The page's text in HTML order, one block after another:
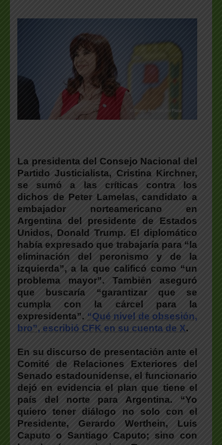
La presidenta del Consejo Nacional del
Partido Justicialista, Cristina Kirchner,
se sumó a las críticas contra los
dichos de Peter Lamelas, candidato a
embajador norteamericano en
Argentina del presidente de Estados
Unidos, Donald Trump. El diplomático
había expresado que trabajaría para “la
eliminación del peronismo y de la
izquierda”, a la que calificó como “un
problema mayor”. También aseguró
que buscaría “garantizar que se
cumpla con la cárcel para la
expresidenta”. “Qué nivel de obsesión,
bro”, escribió CFK en su cuenta de X.
En su discurso de presentación ante el
Comité de Relaciones Exteriores del
Senado estadounidense, el funcionario
dejó en evidencia el plan que tiene el
país del norte para Argentina. “Yo
quiero tener diálogo no solo con el
Presidente, Gerardo Werthein, Luis
Caputo o Santiago Caputo; sino con